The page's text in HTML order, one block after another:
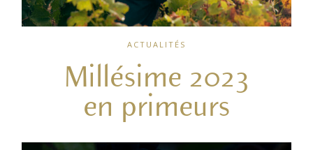
ACTUALITÉS
Millésime 2023
en primeurs